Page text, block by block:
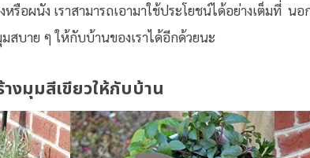
รือผนัง เราสามารถเอามาใช้ประโยชน์ได้อย่างเต็มที่ นอ
สบาย ๆ ให้กับบ้านของเราได้อีกด้วยนะ
งมุมสีเขียวให้กับบ้าน